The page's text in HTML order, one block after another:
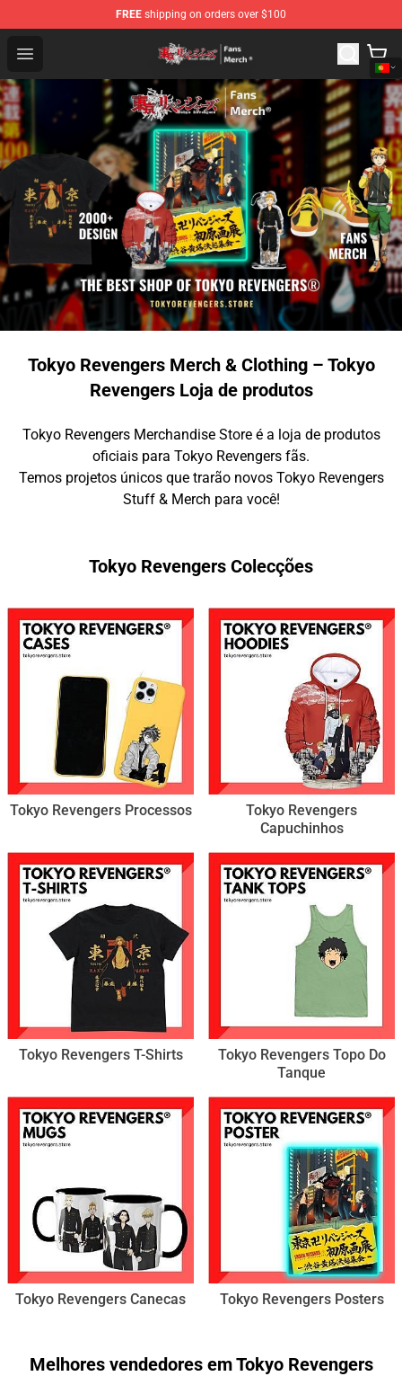
FREE shipping on orders over $100
Open menu
Tokyo Revengers Store - Official Tokyo Revengers
Tokyo Revengers Merch & Clothing – Tokyo
Revengers Loja de produtos
Tokyo Revengers Merchandise Store é a loja de produtos
oficiais para Tokyo Revengers fãs.
Temos projetos únicos que trarão novos Tokyo Revengers
Stuff & Merch para você!
Tokyo Revengers Colecções
Tokyo Revengers Processos
Tokyo Revengers
Capuchinhos
Tokyo Revengers T-Shirts
Tokyo Revengers Topo Do
Tanque
Tokyo Revengers Canecas Tokyo Revengers Posters
Melhores vendedores em Tokyo Revengers